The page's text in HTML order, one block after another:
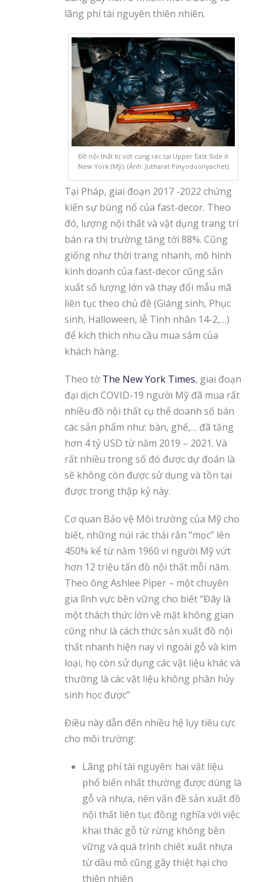
lãng phí tài nguyên thiên nhiên.
Đồ nội thất bị vứt cùng rác tại Upper East Side ở
New York (Mỹ). (Ảnh: Jutharat Pinyodoonyachet)
Tại Pháp, giai đoạn 2017 -2022 chứng
kiến sự bùng nổ của fast-decor. Theo
đó, lượng nội thất và vật dụng trang trí
bán ra thị trường tăng tới 88%. Cũng
giống như thời trang nhanh, mô hình
kinh doanh của fast-decor cũng sản
xuất số lượng lớn và thay đổi mẫu mã
liên tục theo chủ đề (Giáng sinh, Phục
sinh, Halloween, lễ Tình nhân 14-2,…)
để kích thích nhu cầu mua sắm của
khách hàng.
Theo tờ The New York Times, giai đoạn
đại dịch COVID-19 người Mỹ đã mua rất
nhiều đồ nội thất cụ thể doanh số bán
các sản phẩm như: bàn, ghế,… đã tăng
hơn 4 tỷ USD từ năm 2019 – 2021. Và
rất nhiều trong số đó được dự đoán là
sẽ không còn được sử dụng và tồn tại
được trong thập kỷ này.
Cơ quan Bảo vệ Môi trường của Mỹ cho
biết, những núi rác thải rắn “mọc” lên
450% kể từ năm 1960 vì người Mỹ vứt
hơn 12 triệu tấn đồ nội thất mỗi năm.
Theo ông Ashlee Piper – một chuyên
gia lĩnh vực bền vững cho biết “Đây là
một thách thức lớn về mặt không gian
cũng như là cách thức sản xuất đồ nội
thất nhanh hiện nay vì ngoài gỗ và kim
loại, họ còn sử dụng các vật liệu khác và
thường là các vật liệu không phân hủy
sinh học được”
Điều này dẫn đến nhiều hệ lụy tiêu cực
cho môi trường:
Lãng phí tài nguyên: hai vật liệu
phổ biến nhất thường được dùng là
gỗ và nhựa, nên vấn đề sản xuất đồ
nội thất liên tục đồng nghĩa với việc
khai thác gỗ từ rừng không bền
vững và quá trình chiết xuất nhựa
từ dầu mỏ cũng gây thiệt hại cho
thiên nhiên